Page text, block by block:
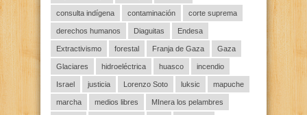
consulta indígena contaminación corte suprema
derechos humanos Diaguitas Endesa
Extractivismo forestal Franja de Gaza Gaza
Glaciares hidroeléctrica huasco incendio
Israel justicia Lorenzo Soto luksic mapuche
marcha medios libres MInera los pelambres